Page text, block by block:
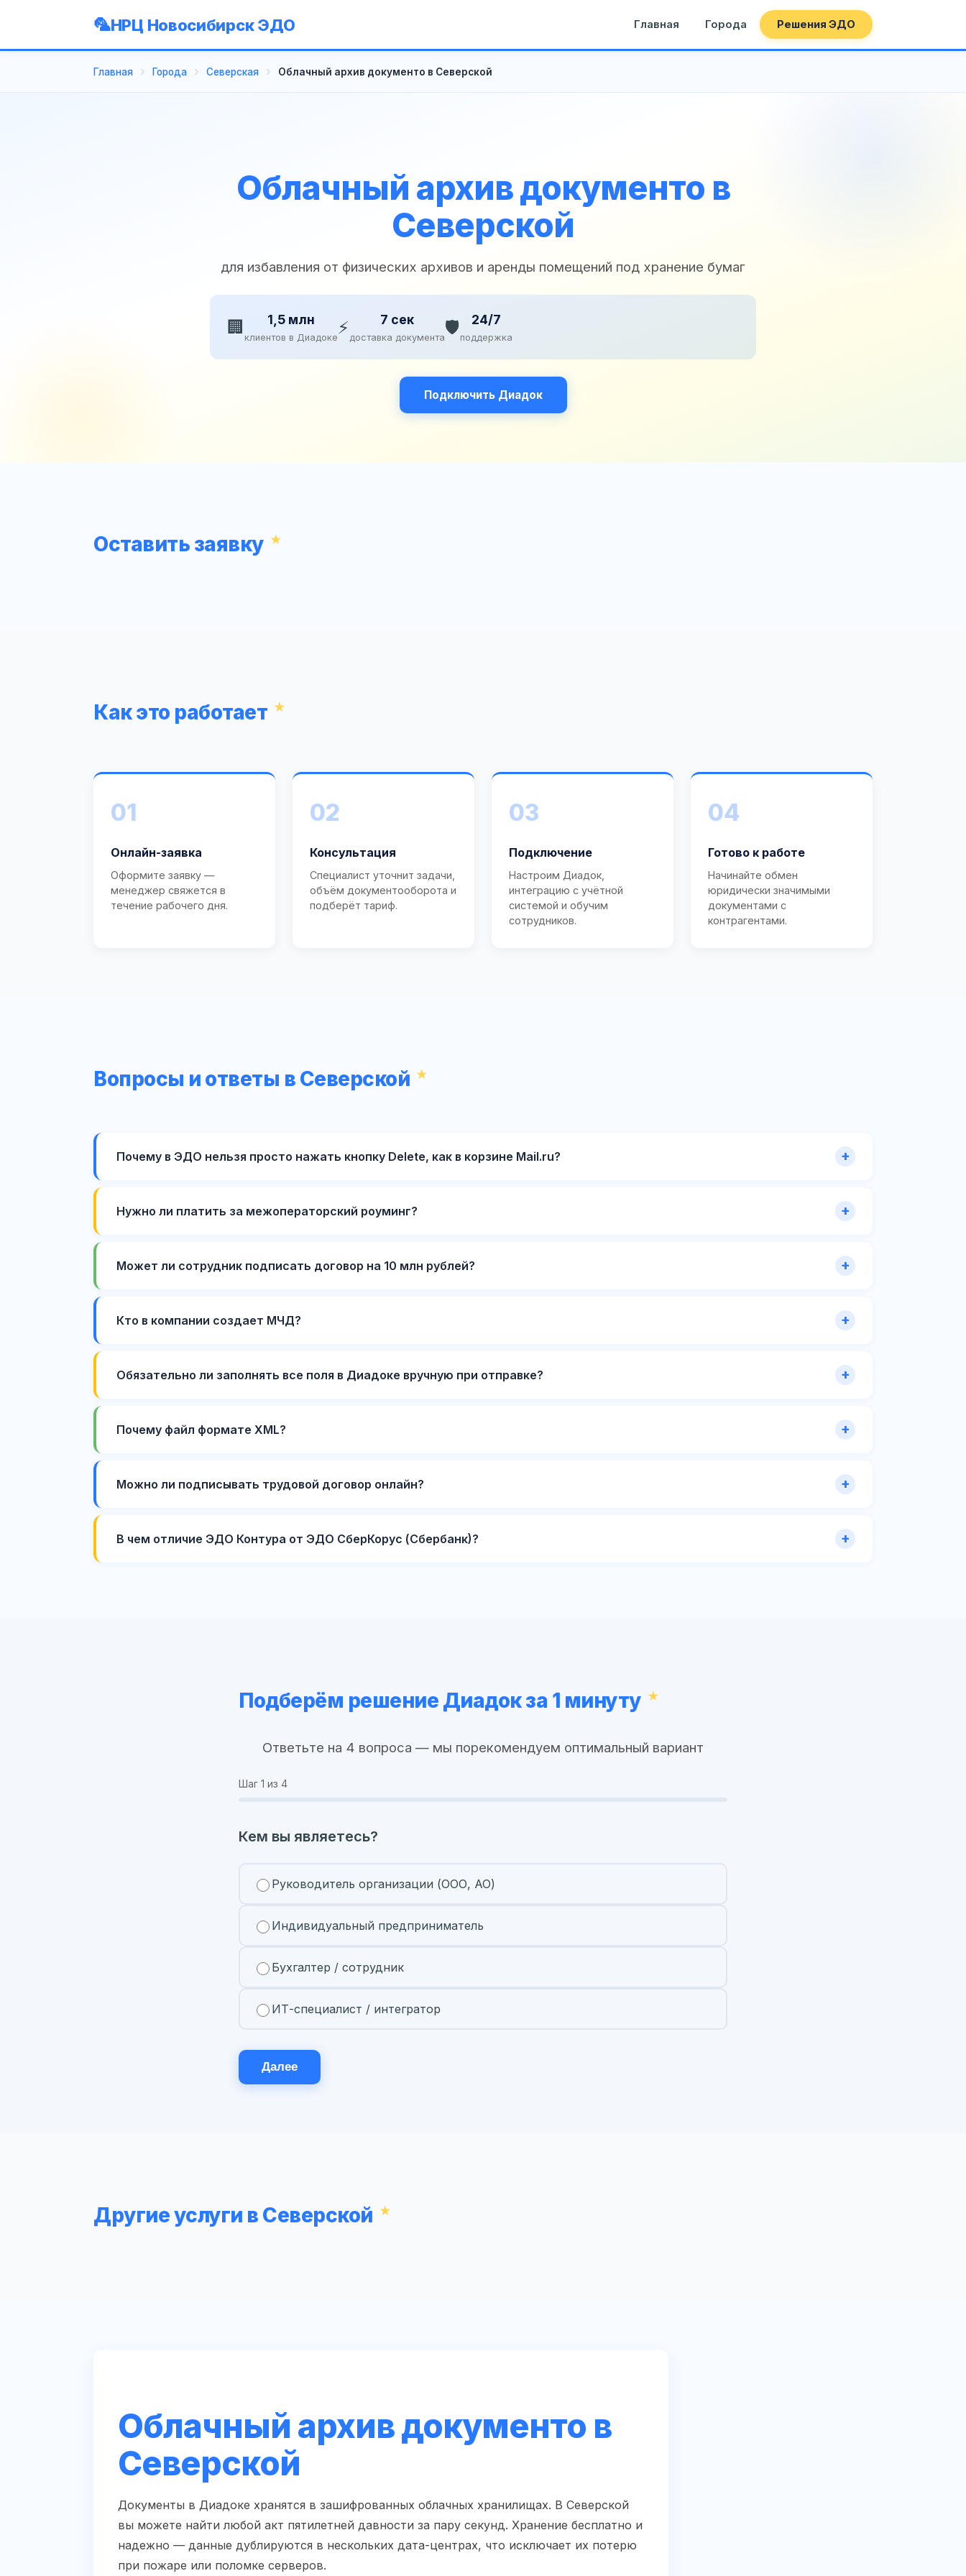
НРЦ Новосибирск ЭДО Главная Города Решения ЭДО
Главная Города Северская Облачный архив документо в Северской
Облачный архив документо в
Северской
для избавления от физических архивов и аренды помещений под хранение бумаг
🏢 1,5 млн
клиентов в Диадоке ⚡ 7 сек
доставка документа🛡️ 24/7
поддержка
Подключить Диадок
Оставить заявку
Как это работает
01
Онлайн-заявка
Оформите заявку —
менеджер свяжется в
течение рабочего дня.
02
Консультация
Специалист уточнит задачи,
объём документооборота и
подберёт тариф.
03
Подключение
Настроим Диадок,
интеграцию с учётной
системой и обучим
сотрудников.
04
Готово к работе
Начинайте обмен
юридически значимыми
документами с
контрагентами.
Вопросы и ответы в Северской
Почему в ЭДО нельзя просто нажать кнопку Delete, как в корзине Mail.ru?
Нужно ли платить за межоператорский роуминг?
Может ли сотрудник подписать договор на 10 млн рублей?
Кто в компании создает МЧД?
Обязательно ли заполнять все поля в Диадоке вручную при отправке?
Почему файл формате XML?
Можно ли подписывать трудовой договор онлайн?
В чем отличие ЭДО Контура от ЭДО СберКорус (Сбербанк)?
Подберём решение Диадок за 1 минуту
Ответьте на 4 вопроса — мы порекомендуем оптимальный вариант
Шаг 1 из 4
Кем вы являетесь?
Руководитель организации (ООО, АО)
Индивидуальный предприниматель
Бухгалтер / сотрудник
ИТ-специалист / интегратор
Далее
Другие услуги в Северской
Облачный архив документо в
Северской
Документы в Диадоке хранятся в зашифрованных облачных хранилищах. В Северской
вы можете найти любой акт пятилетней давности за пару секунд. Хранение бесплатно и
надежно — данные дублируются в нескольких дата-центрах, что исключает их потерю
при пожаре или поломке серверов.